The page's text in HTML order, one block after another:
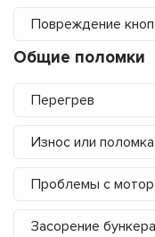
Повреждение
Общие поломки
Перегрев
Износ или
Проблемы с
Засорение